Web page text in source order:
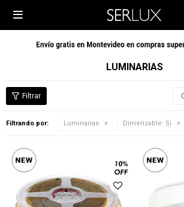

LUMINARIAS
Filtrando por: Luminarias Dimerizable: Si